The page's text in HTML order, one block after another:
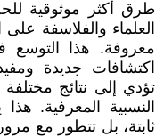
طرق أكثر موثوقية
العلماء والفلاسفة
معروفة. هذا
اكتشافات جديدة
تؤدي إلى نتائج
النسبية المعرفية.
ثابتة، بل تتطور مع